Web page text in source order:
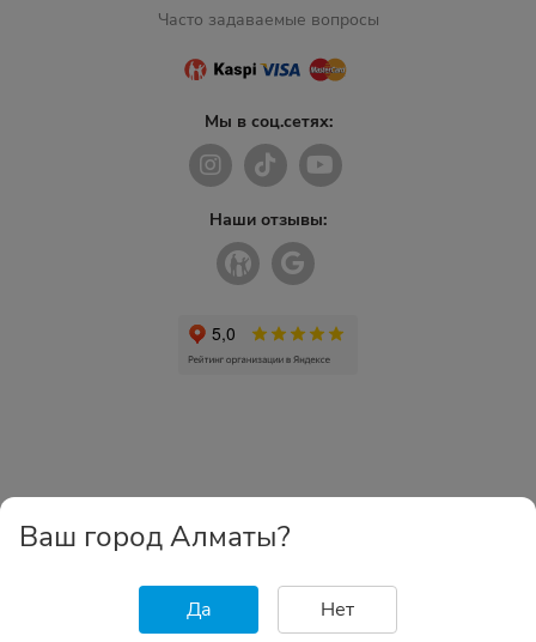
Часто задаваемые вопросы
Мы в соц.сетях:
Наши отзывы:
Ваш город Алматы?
Да Нет